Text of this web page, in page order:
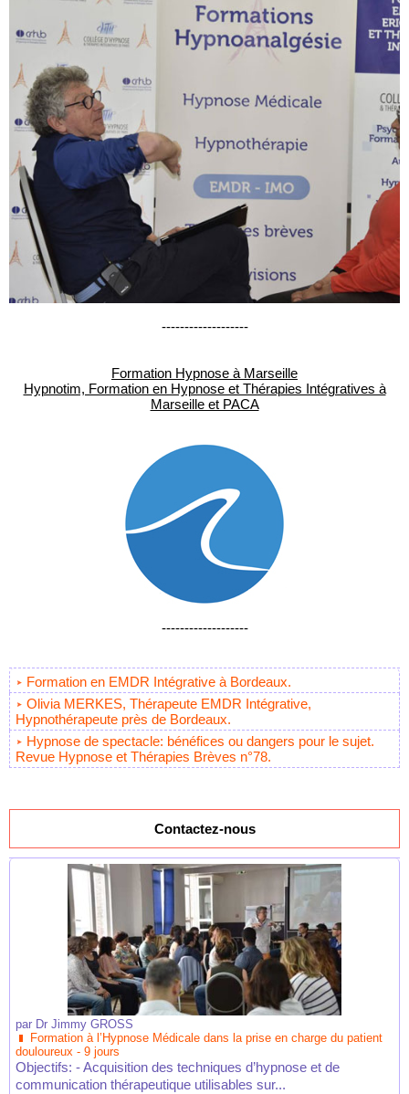
-------------------
Formation Hypnose à Marseille
Hypnotim, Formation en Hypnose et Thérapies Intégratives à
Marseille et PACA
-------------------
Formation en EMDR Intégrative à Bordeaux.
Olivia MERKES, Thérapeute EMDR Intégrative,
Hypnothérapeute près de Bordeaux.
Hypnose de spectacle: bénéfices ou dangers pour le sujet.
Revue Hypnose et Thérapies Brèves n°78.
Contactez-nous
par Dr Jimmy GROSS
Formation à l’Hypnose Médicale dans la prise en charge du patient
douloureux - 9 jours
Objectifs: - Acquisition des techniques d’hypnose et de
communication thérapeutique utilisables sur...